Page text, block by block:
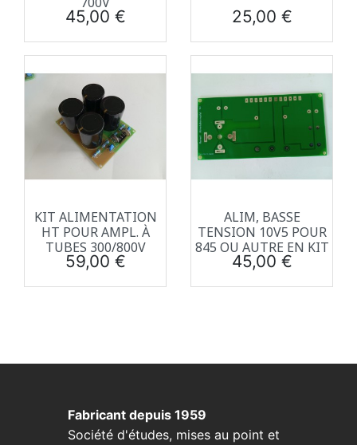
Prix
45,00 € Prix
25,00 €
KIT ALIMENTATION
HT POUR AMPL. À
TUBES 300/800V
Prix
59,00 €
ALIM, BASSE
TENSION 10V5 POUR
845 OU AUTRE EN KIT
Prix
45,00 €
Fabricant depuis 1959
Société d'études, mises au point et